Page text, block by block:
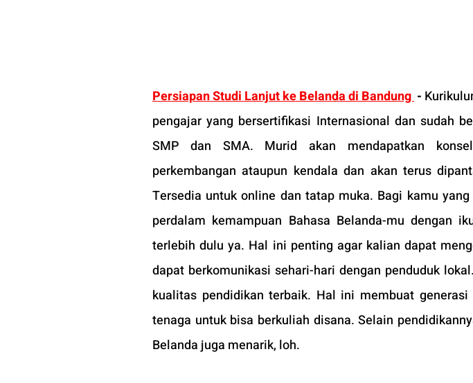
Persiapan Studi Lanjut ke Belanda di Bandung -
pengajar yang bersertifikasi Internasional dan sudah
SMP dan SMA. Murid akan mendapatkan
perkembangan ataupun kendala dan akan terus
Tersedia untuk online dan tatap muka. Bagi kamu
perdalam kemampuan Bahasa Belanda-mu dengan
terlebih dulu ya. Hal ini penting agar kalian dapat
dapat berkomunikasi sehari-hari dengan penduduk
kualitas pendidikan terbaik. Hal ini membuat
tenaga untuk bisa berkuliah disana. Selain
Belanda juga menarik, loh.